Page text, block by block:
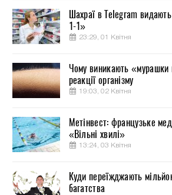
Шахраї в Telegram
1-1»
23:29, 01 Квітня
Чому виникають «мурашки
реакції організму
19:03, 02 Квітня
Метінвест: французьке
«Вільні хвилі»
13:24, 03 Квітня
Куди переїжджають
багатства